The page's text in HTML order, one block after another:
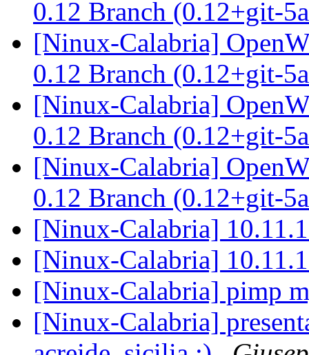
0.12 Branch (0.12+git-
[Ninux-Calabria]
0.12 Branch (0.12+git-
[Ninux-Calabria]
0.12 Branch (0.12+git-
[Ninux-Calabria]
0.12 Branch (0.12+git-
[Ninux-Calabria]
[Ninux-Calabria]
[Ninux-Calabria] pimp
[Ninux-Calabria]